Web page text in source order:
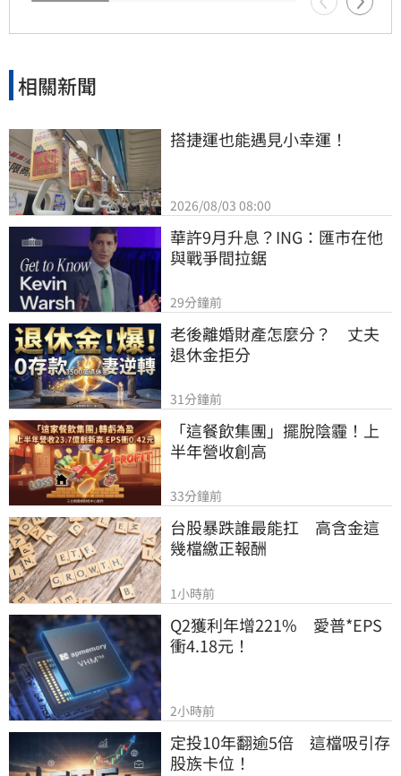
相關新聞
搭捷運也能遇見小幸運！
2026/08/03 08:00
華許9月升息？ING：匯市在他
與戰爭間拉鋸
29分鐘前
老後離婚財產怎麼分？　丈夫
退休金拒分
31分鐘前
「這餐飲集團」擺脫陰霾！上
半年營收創高
33分鐘前
台股暴跌誰最能扛　高含金這
幾檔繳正報酬
1小時前
Q2獲利年增221%　愛普*EPS
衝4.18元！
2小時前
定投10年翻逾5倍　這檔吸引存
股族卡位！